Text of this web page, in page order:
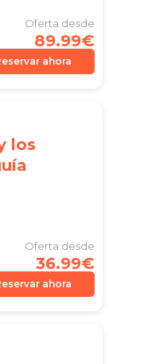
Oferta desde
89.99€
ahora
los
Oferta desde
36.99€
ahora